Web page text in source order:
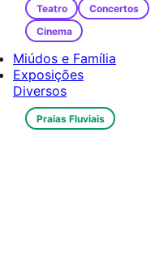
Teatro
Concertos
Cinema
Miúdos e Família
Exposições
Diversos
Praias Fluviais